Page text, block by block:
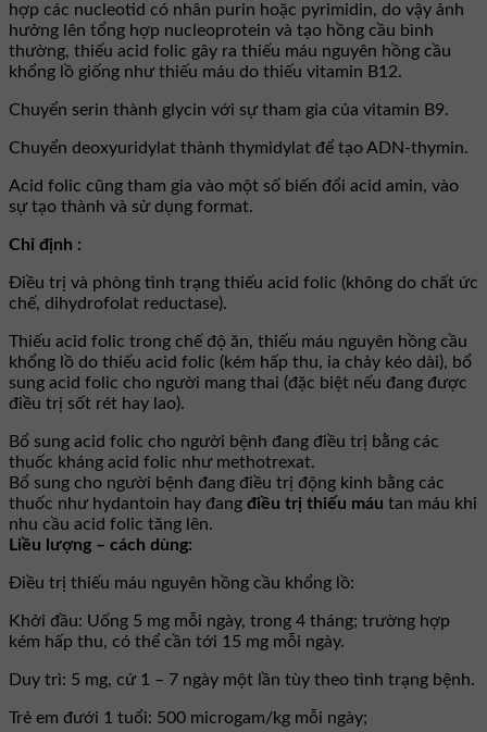
hợp các nucleotid có nhân purin hoặc pyrimidin, do vậy ảnh
hưởng lên tổng hợp nucleoprotein và tạo hồng cầu bình
thường, thiếu acid folic gây ra thiếu máu nguyên hồng cầu
khổng lồ giống như thiếu máu do thiếu vitamin B12.
Chuyển serin thành glycin với sự tham gia của vitamin B9.
Chuyển deoxyuridylat thành thymidylat để tạo ADN-thymin.
Acid folic cũng tham gia vào một số biến đổi acid amin, vào
sự tạo thành và sử dụng format.
Chỉ định :
Ðiều trị và phòng tình trạng thiếu acid folic (không do chất ức
chế, dihydrofolat reductase).
Thiếu acid folic trong chế độ ăn, thiếu máu nguyên hồng cầu
khổng lồ do thiếu acid folic (kém hấp thu, ỉa chảy kéo dài), bổ
sung acid folic cho người mang thai (đặc biệt nếu đang được
điều trị sốt rét hay lao).
Bổ sung acid folic cho người bệnh đang điều trị bằng các
thuốc kháng acid folic như methotrexat.
Bổ sung cho người bệnh đang điều trị động kinh bằng các
thuốc như hydantoin hay đang điều trị thiếu máu tan máu khi
nhu cầu acid folic tăng lên.
Liều lượng – cách dùng:
Ðiều trị thiếu máu nguyên hồng cầu khổng lồ:
Khởi đầu: Uống 5 mg mỗi ngày, trong 4 tháng; trường hợp
kém hấp thu, có thể cần tới 15 mg mỗi ngày.
Duy trì: 5 mg, cứ 1 – 7 ngày một lần tùy theo tình trạng bệnh.
Trẻ em đưới 1 tuổi: 500 microgam/kg mỗi ngày;